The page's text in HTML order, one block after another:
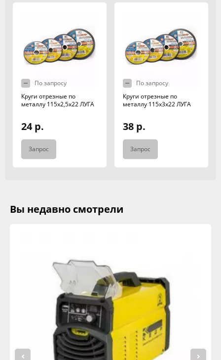
По запросу
Круги отрезные по
металлу 115х2,5х22 ЛУГА
24 р.
Запрос
По запросу
Круги отрезные по
металлу 115х3х22 ЛУГА
38 р.
Запрос
Вы недавно смотрели